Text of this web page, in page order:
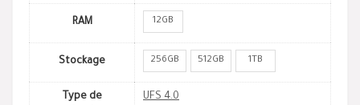
RAM 12GB
Stockage 256GB 512GB 1TB
Type de
UFS 4.0